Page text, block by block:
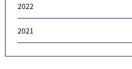
2022
2021